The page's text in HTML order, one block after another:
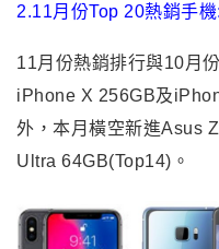
2.11月份Top 20熱銷手機:
11月份熱銷排行與10月
iPhone X 256GB及
外，本月橫空新進Asus
Ultra 64GB(Top14)。